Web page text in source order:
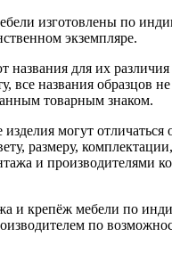
изготовлены по
экземпляре.
названия для их
все названия образцов
товарным знаком.
могут отличаться
размеру,
и производителями
и крепёж мебели по
по